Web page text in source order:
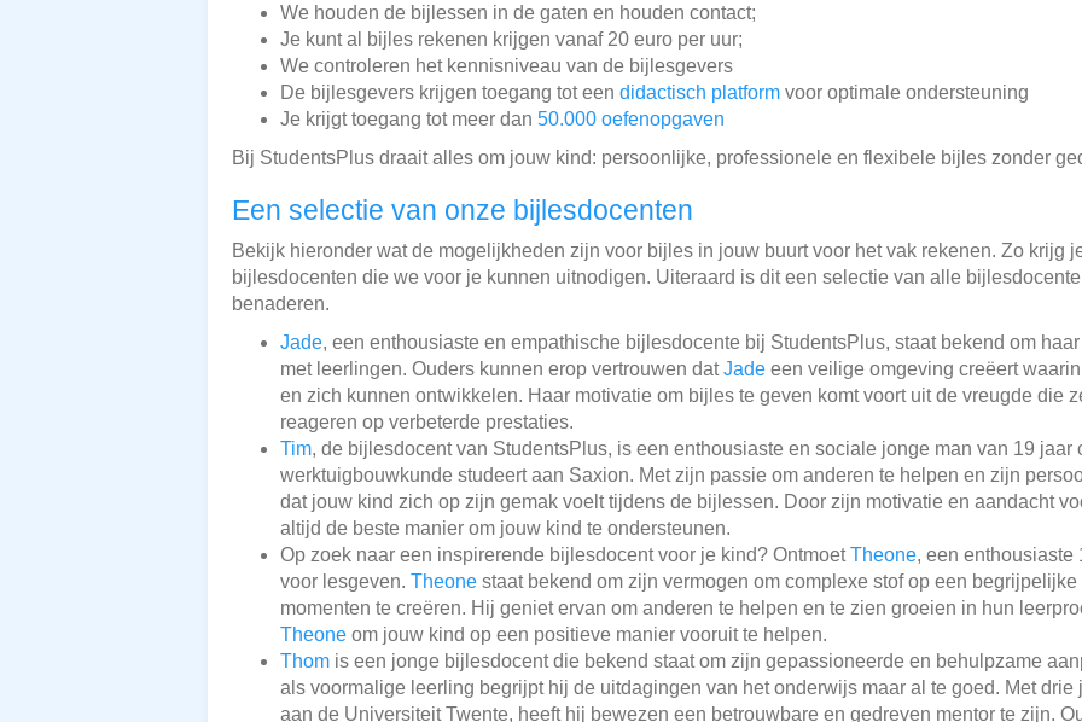
We houden de bijlessen in de gaten en houden contact;
Je kunt al bijles rekenen krijgen vanaf 20 euro per uur;
We controleren het kennisniveau van de bijlesgevers
De bijlesgevers krijgen toegang tot een didactisch platform voor optimale ondersteuning
Je krijgt toegang tot meer dan 50.000 oefenopgaven
Bij StudentsPlus draait alles om jouw kind: persoonlijke, professionele en flexibele bijles zonder
Een selectie van onze bijlesdocenten
Bekijk hieronder wat de mogelijkheden zijn voor bijles in jouw buurt voor het vak rekenen. Zo krijg
bijlesdocenten die we voor je kunnen uitnodigen. Uiteraard is dit een selectie van alle
benaderen.
Jade, een enthousiaste en empathische bijlesdocente bij StudentsPlus, staat bekend om
met leerlingen. Ouders kunnen erop vertrouwen datJade een veilige omgeving creëert
en zich kunnen ontwikkelen. Haar motivatie om bijles te geven komt voort uit de vreugde die
reageren op verbeterde prestaties.
Tim, de bijlesdocent van StudentsPlus, is een enthousiaste en sociale jonge man van 19 jaar
werktuigbouwkunde studeert aan Saxion. Met zijn passie om anderen te helpen en zijn
dat jouw kind zich op zijn gemak voelt tijdens de bijlessen. Door zijn motivatie en aandacht
altijd de beste manier om jouw kind te ondersteunen.
Op zoek naar een inspirerende bijlesdocent voor je kind? OntmoetTheone, een enthousiaste
voor lesgeven. Theone staat bekend om zijn vermogen om complexe stof op een
momenten te creëren. Hij geniet ervan om anderen te helpen en te zien groeien in hun
Theone om jouw kind op een positieve manier vooruit te helpen.
Thom is een jonge bijlesdocent die bekend staat om zijn gepassioneerde en behulpzame
als voormalige leerling begrijpt hij de uitdagingen van het onderwijs maar al te goed. Met
aan de Universiteit Twente, heeft hij bewezen een betrouwbare en gedreven mentor te zijn.